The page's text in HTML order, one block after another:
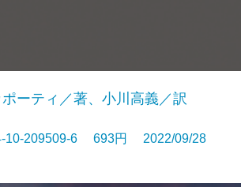
ポーティ／著、小川高義／訳
10-209509-6 693円 2022/09/28